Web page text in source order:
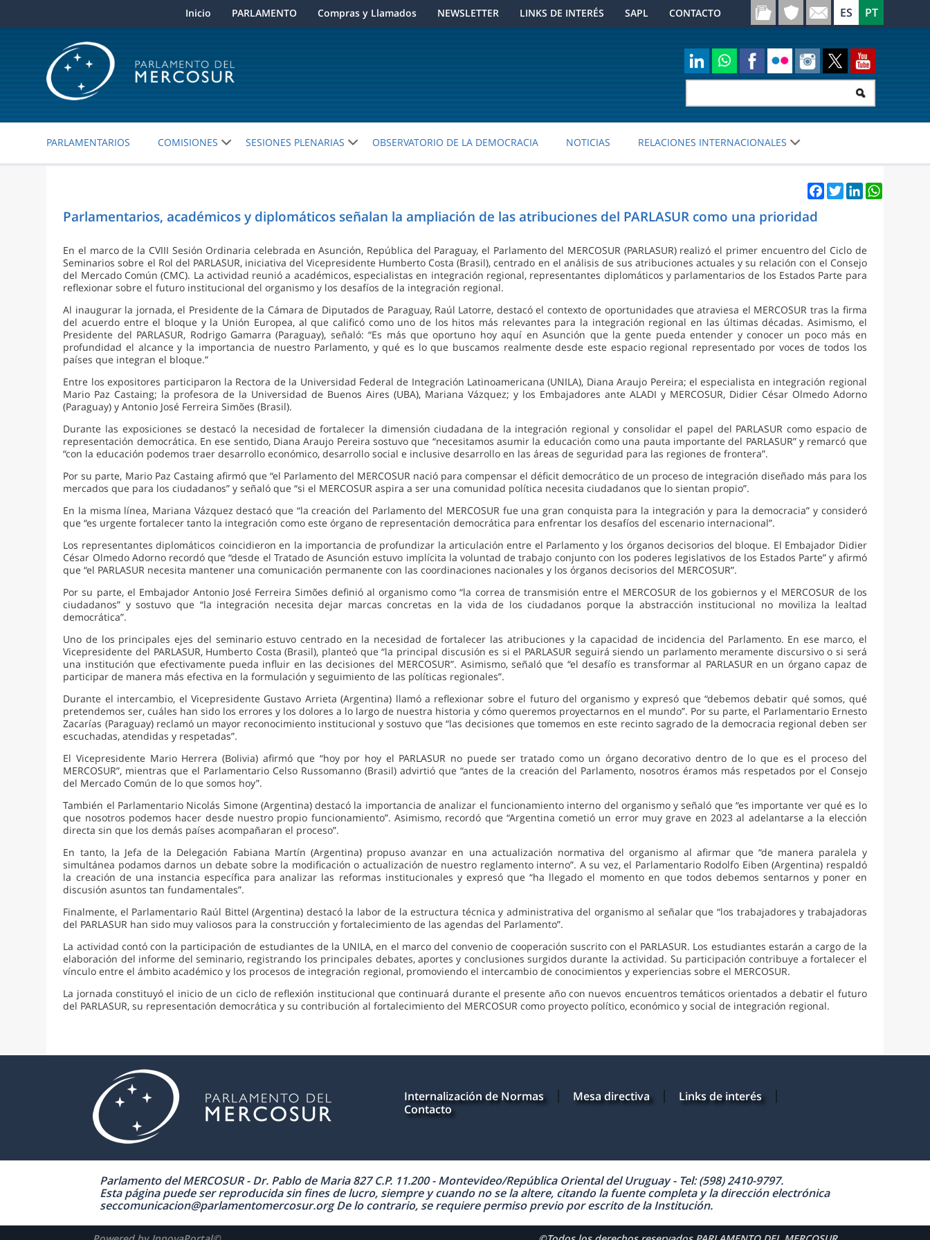
Inicio PARLAMENTO Compras y Llamados NEWSLETTER LINKS DE INTERÉS SAPL CONTACTO
PARLAMENTARIOS COMISIONES SESIONES PLENARIAS OBSERVATORIO DE LA DEMOCRACIA NOTICIAS RELACIONES INTERNACIONALES
Facebook
TwitterLinkedInWhatsApp
Parlamentarios, académicos y diplomáticos señalan la ampliación de las atribuciones del PARLASUR como una prioridad
En el marco de la CVIII Sesión Ordinaria celebrada en Asunción, República del Paraguay, el Parlamento del MERCOSUR (PARLASUR) realizó el primer encuentro del Ciclo de
Seminarios sobre el Rol del PARLASUR, iniciativa del Vicepresidente Humberto Costa (Brasil), centrado en el análisis de sus atribuciones actuales y su relación con el Consejo
del Mercado Común (CMC). La actividad reunió a académicos, especialistas en integración regional, representantes diplomáticos y parlamentarios de los Estados Parte para
reflexionar sobre el futuro institucional del organismo y los desafíos de la integración regional.
Al inaugurar la jornada, el Presidente de la Cámara de Diputados de Paraguay, Raúl Latorre, destacó el contexto de oportunidades que atraviesa el MERCOSUR tras la firma
del acuerdo entre el bloque y la Unión Europea, al que calificó como uno de los hitos más relevantes para la integración regional en las últimas décadas. Asimismo, el
Presidente del PARLASUR, Rodrigo Gamarra (Paraguay), señaló: “Es más que oportuno hoy aquí en Asunción que la gente pueda entender y conocer un poco más en
profundidad el alcance y la importancia de nuestro Parlamento, y qué es lo que buscamos realmente desde este espacio regional representado por voces de todos los
países que integran el bloque.”
Entre los expositores participaron la Rectora de la Universidad Federal de Integración Latinoamericana (UNILA), Diana Araujo Pereira; el especialista en integración regional
Mario Paz Castaing; la profesora de la Universidad de Buenos Aires (UBA), Mariana Vázquez; y los Embajadores ante ALADI y MERCOSUR, Didier César Olmedo Adorno
(Paraguay) y Antonio José Ferreira Simões (Brasil).
Durante las exposiciones se destacó la necesidad de fortalecer la dimensión ciudadana de la integración regional y consolidar el papel del PARLASUR como espacio de
representación democrática. En ese sentido, Diana Araujo Pereira sostuvo que “necesitamos asumir la educación como una pauta importante del PARLASUR” y remarcó que
“con la educación podemos traer desarrollo económico, desarrollo social e inclusive desarrollo en las áreas de seguridad para las regiones de frontera”.
Por su parte, Mario Paz Castaing afirmó que “el Parlamento del MERCOSUR nació para compensar el déficit democrático de un proceso de integración diseñado más para los
mercados que para los ciudadanos” y señaló que “si el MERCOSUR aspira a ser una comunidad política necesita ciudadanos que lo sientan propio”.
En la misma línea, Mariana Vázquez destacó que “la creación del Parlamento del MERCOSUR fue una gran conquista para la integración y para la democracia” y consideró
que “es urgente fortalecer tanto la integración como este órgano de representación democrática para enfrentar los desafíos del escenario internacional”.
Los representantes diplomáticos coincidieron en la importancia de profundizar la articulación entre el Parlamento y los órganos decisorios del bloque. El Embajador Didier
César Olmedo Adorno recordó que “desde el Tratado de Asunción estuvo implícita la voluntad de trabajo conjunto con los poderes legislativos de los Estados Parte” y afirmó
que “el PARLASUR necesita mantener una comunicación permanente con las coordinaciones nacionales y los órganos decisorios del MERCOSUR”.
Por su parte, el Embajador Antonio José Ferreira Simões definió al organismo como “la correa de transmisión entre el MERCOSUR de los gobiernos y el MERCOSUR de los
ciudadanos” y sostuvo que “la integración necesita dejar marcas concretas en la vida de los ciudadanos porque la abstracción institucional no moviliza la lealtad
democrática”.
Uno de los principales ejes del seminario estuvo centrado en la necesidad de fortalecer las atribuciones y la capacidad de incidencia del Parlamento. En ese marco, el
Vicepresidente del PARLASUR, Humberto Costa (Brasil), planteó que “la principal discusión es si el PARLASUR seguirá siendo un parlamento meramente discursivo o si será
una institución que efectivamente pueda influir en las decisiones del MERCOSUR”. Asimismo, señaló que “el desafío es transformar al PARLASUR en un órgano capaz de
participar de manera más efectiva en la formulación y seguimiento de las políticas regionales”.
Durante el intercambio, el Vicepresidente Gustavo Arrieta (Argentina) llamó a reflexionar sobre el futuro del organismo y expresó que “debemos debatir qué somos, qué
pretendemos ser, cuáles han sido los errores y los dolores a lo largo de nuestra historia y cómo queremos proyectarnos en el mundo”. Por su parte, el Parlamentario Ernesto
Zacarías (Paraguay) reclamó un mayor reconocimiento institucional y sostuvo que “las decisiones que tomemos en este recinto sagrado de la democracia regional deben ser
escuchadas, atendidas y respetadas”.
El Vicepresidente Mario Herrera (Bolivia) afirmó que “hoy por hoy el PARLASUR no puede ser tratado como un órgano decorativo dentro de lo que es el proceso del
MERCOSUR”, mientras que el Parlamentario Celso Russomanno (Brasil) advirtió que “antes de la creación del Parlamento, nosotros éramos más respetados por el Consejo
del Mercado Común de lo que somos hoy”.
También el Parlamentario Nicolás Simone (Argentina) destacó la importancia de analizar el funcionamiento interno del organismo y señaló que “es importante ver qué es lo
que nosotros podemos hacer desde nuestro propio funcionamiento”. Asimismo, recordó que “Argentina cometió un error muy grave en 2023 al adelantarse a la elección
directa sin que los demás países acompañaran el proceso”.
En tanto, la Jefa de la Delegación Fabiana Martín (Argentina) propuso avanzar en una actualización normativa del organismo al afirmar que “de manera paralela y
simultánea podamos darnos un debate sobre la modificación o actualización de nuestro reglamento interno”. A su vez, el Parlamentario Rodolfo Eiben (Argentina) respaldó
la creación de una instancia específica para analizar las reformas institucionales y expresó que “ha llegado el momento en que todos debemos sentarnos y poner en
discusión asuntos tan fundamentales”.
Finalmente, el Parlamentario Raúl Bittel (Argentina) destacó la labor de la estructura técnica y administrativa del organismo al señalar que “los trabajadores y trabajadoras
del PARLASUR han sido muy valiosos para la construcción y fortalecimiento de las agendas del Parlamento”.
La actividad contó con la participación de estudiantes de la UNILA, en el marco del convenio de cooperación suscrito con el PARLASUR. Los estudiantes estarán a cargo de la
elaboración del informe del seminario, registrando los principales debates, aportes y conclusiones surgidos durante la actividad. Su participación contribuye a fortalecer el
vínculo entre el ámbito académico y los procesos de integración regional, promoviendo el intercambio de conocimientos y experiencias sobre el MERCOSUR.
La jornada constituyó el inicio de un ciclo de reflexión institucional que continuará durante el presente año con nuevos encuentros temáticos orientados a debatir el futuro
del PARLASUR, su representación democrática y su contribución al fortalecimiento del MERCOSUR como proyecto político, económico y social de integración regional.
Internalización de Normas Mesa directiva
Links de interés
Contacto
Parlamento del MERCOSUR - Dr. Pablo de Maria 827 C.P. 11.200 - Montevideo/República Oriental del Uruguay - Tel: (598) 2410-9797.
Esta página puede ser reproducida sin fines de lucro, siempre y cuando no se la altere, citando la fuente completa y la dirección electrónica
seccomunicacion@parlamentomercosur.org De lo contrario, se requiere permiso previo por escrito de la Institución.